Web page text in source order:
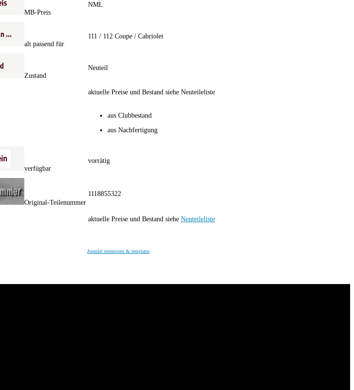
MB-Preis
NML
alt passend für
111 / 112 Coupe / Cabriolet
Zustand
Neuteil
aktuelle Preise und Bestand siehe Neuteileliste
aus Clubbestand
aus Nachfertigung
verfügbar
vorrätig
Original-Teilenummer
1118855322
aktuelle Preise und Bestand siehe Neuteileliste
Joomla! extensions & templates